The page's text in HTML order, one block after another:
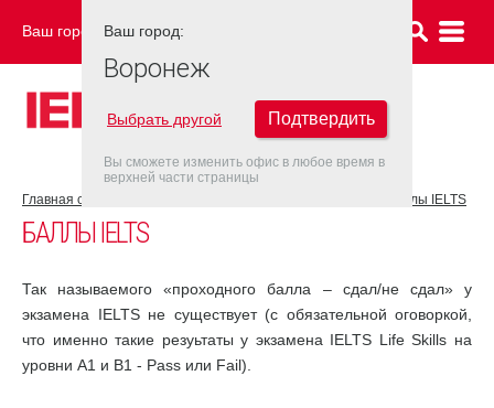
Ваш город: ВОРОНЕЖ
Главная страница Баллы IELTS
БАЛЛЫ IELTS
Так называемого «проходного балла – сдал/не сдал» у
экзамена IELTS не существует (с обязательной оговоркой,
что именно такие резуьтаты у экзамена IELTS Life Skills на
уровни А1 и В1 - Pass или Fail).
Ваш город:
Воронеж
Выбрать другой Подтвердить
Вы сможете изменить офис в любое время в
верхней части страницы